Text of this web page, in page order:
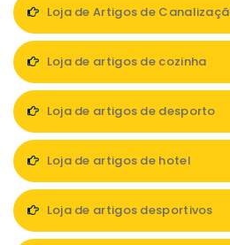
Loja de Artigos de
Loja de artigos de cozinha
Loja de artigos de desporto
Loja de artigos de hotel
Loja de artigos desportivos